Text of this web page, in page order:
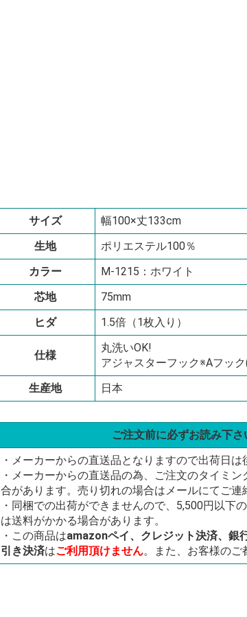
サイズ
幅100×丈133cm
生地
ポリエステル100％
カラー
M-1215：ホワイト
芯地
75mm
ヒダ
1.5倍（1枚入り）
仕様
丸洗いOK!
アジャスターフック※Aフッ
生産地
日本
ご注文前に必ずお読み下
・メーカーからの直送品となりますので出荷日は
・メーカーからの直送品の為、ご注文のタイミ
合があります。売り切れの場合はメールにてご連
・同梱での出荷ができませんので、5,500円以下
は送料がかかる場合があります。
・この商品はamazonペイ、クレジット決済、銀
引き決済はご利用頂けません。また、お客様のご